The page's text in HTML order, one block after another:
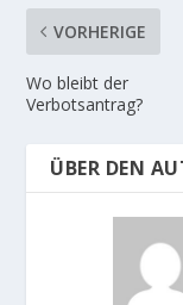
VORHERIGE
Wo bleibt der
Verbotsantrag?
ÜBER DEN